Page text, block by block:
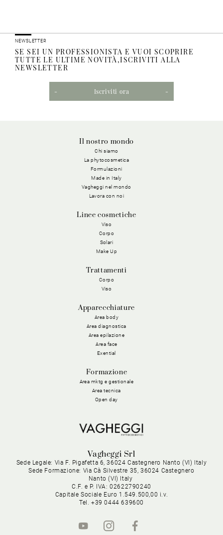
NEWSLETTER
SE SEI UN PROFESSIONISTA E VUOI SCOPRIRE
TUTTE LE ULTIME NOVITÀ,ISCRIVITI ALLA
NEWSLETTER
Iscriviti ora
Il nostro mondo
Chi siamo
La phytocosmetica
Formulazioni
Made in Italy
Vagheggi nel mondo
Lavora con noi
Linee cosmetiche
Viso
Corpo
Solari
Make Up
Trattamenti
Corpo
Viso
Apparecchiature
Area body
Area diagnostica
Area epilazione
Area face
Exential
Formazione
Area mktg e gestionale
Area tecnica
Open day
Vagheggi Srl
Sede Legale: Via F. Pigafetta 6, 36024 Castegnero Nanto (VI) Italy
Sede Formazione: Via Cà Silvestre 35, 36024 Castegnero
Nanto (VI) Italy
C.F. e P. IVA: 02622790240
Capitale Sociale Euro 1.549.500,00 i.v.
Tel. +39 0444 639600